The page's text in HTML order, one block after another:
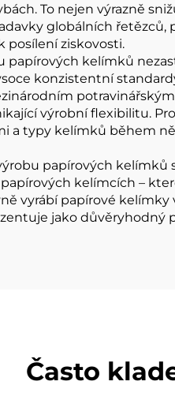
To nejen výrazně
globálních
posílení ziskovosti.
papírových kelímků
konzistentní
výrobní flexibilitu.
typy kelímků během
papírových
kelímcích –
vyrábí papírové
jako důvěryhodný
Často